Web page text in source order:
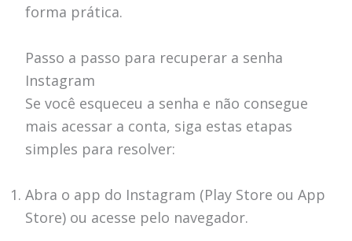
forma prática.
Passo a passo para recuperar a senha
Instagram
Se você esqueceu a senha e não consegue
mais acessar a conta, siga estas etapas
simples para resolver:
Abra o app do Instagram (Play Store ou App
Store) ou acesse pelo navegador.